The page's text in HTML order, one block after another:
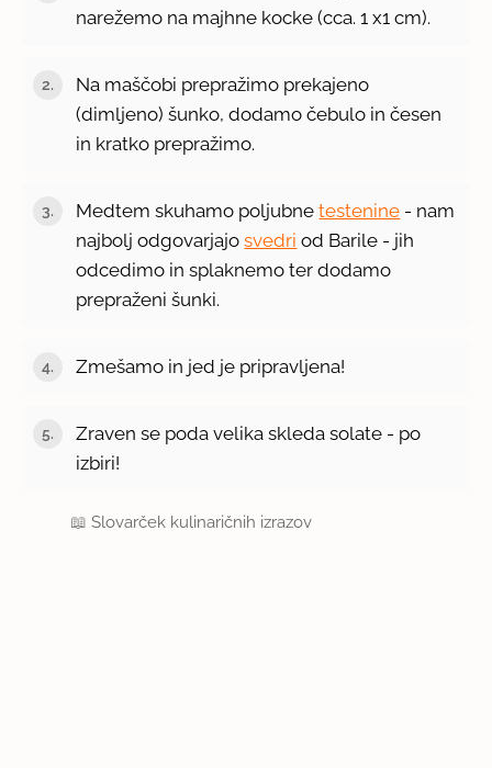
narežemo na majhne kocke (cca. 1 x1 cm).
Na maščobi prepražimo prekajeno
(dimljeno) šunko, dodamo čebulo in česen
in kratko prepražimo.
Medtem skuhamo poljubnetestenine - nam
najbolj odgovarjajosvedri od Barile - jih
odcedimo in splaknemo ter dodamo
prepraženi šunki.
Zmešamo in jed je pripravljena!
Zraven se poda velika skleda solate - po
izbiri!
📖Slovarček kulinaričnih izrazov